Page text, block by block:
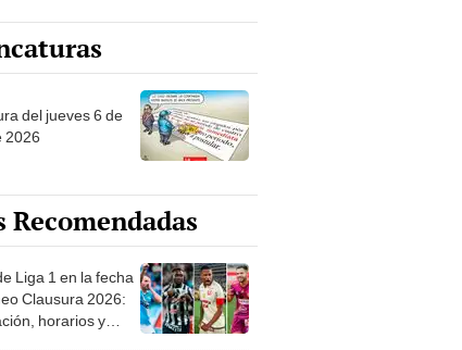
del jueves 6 de
2026
Recomendadas
Liga 1 en la fecha
Clausura 2026:
horarios y